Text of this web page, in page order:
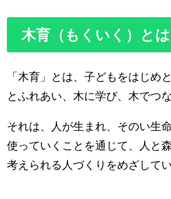
木育（もくいく）とは
「木育」とは、子どもをはじめ
とふれあい、木に学び、木でつ
それは、人が生まれ、そのい生
使っていくことを通じて、人と
考えられる人づくりをめざしてい